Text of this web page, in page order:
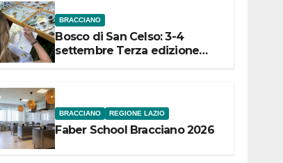
BRACCIANO
Bosco di San Celso: 3-4
settembre Terza edizione
BRACCIANO REGIONE LAZIO
Faber School Bracciano 2026